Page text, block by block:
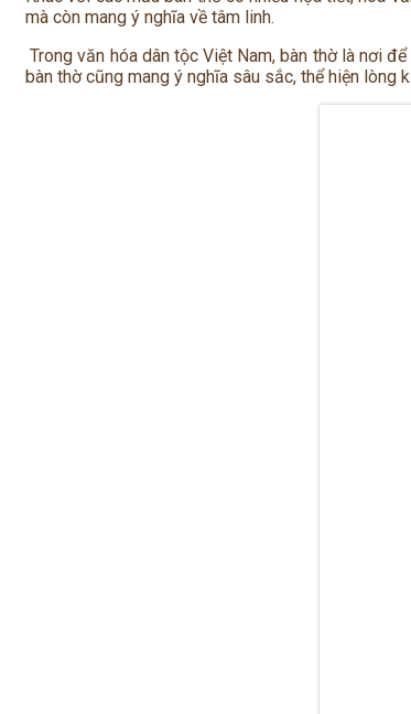
mà còn mang ý nghĩa về tâm linh.
Trong văn hóa dân tộc Việt Nam, bàn thờ là nơi
bàn thờ cũng mang ý nghĩa sâu sắc, thể hiện lòng